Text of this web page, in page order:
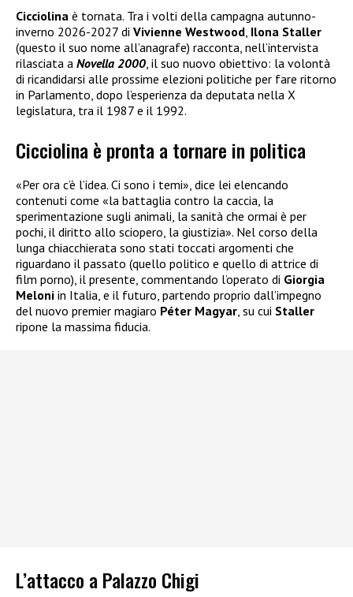
Cicciolina è tornata. Tra i volti della campagna autunno-
inverno 2026-2027 di Vivienne Westwood Ilona Staller
(questo il suo nome all’anagrafe) racconta, nell’intervista
rilasciata a Novella 2000 , il suo nuovo obiettivo: la volontà
di ricandidarsi alle prossime elezioni politiche per fare ritorno
in Parlamento, dopo l’esperienza da deputata nella X
legislatura, tra il 1987 e il 1992.
Cicciolina è pronta a tornare in politica
«Per ora c’è l’idea. Ci sono i temi», dice lei elencando
contenuti come «la battaglia contro la caccia, la
sperimentazione sugli animali, la sanità che ormai è per
pochi, il diritto allo sciopero, la giustizia». Nel corso della
lunga chiacchierata sono stati toccati argomenti che
riguardano il passato (quello politico e quello di attrice di
film porno), il presente, commentando l’operato di Giorgia
Meloni in Italia, e il futuro, partendo proprio dall’impegno
del nuovo premier magiaro Péter Magyar, su cui Staller
ripone la massima fiducia.
L’attacco a Palazzo Chigi